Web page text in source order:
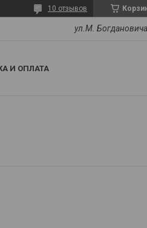
10 отзывов
ул.М.
И ОПЛАТА